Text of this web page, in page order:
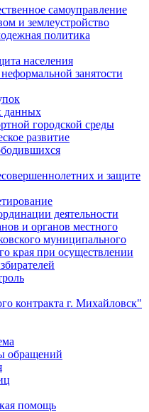
самоуправление
и землеустройство
политика
населения
занятости
данных
городской среды
развитие
и защите
деятельности
и органов местного
муниципального
края при осуществлении
контракта г. Михайловск"
обращений
помощь